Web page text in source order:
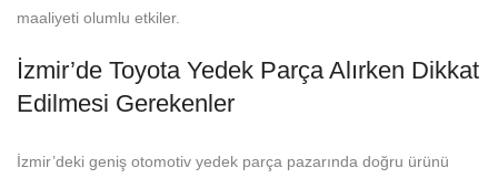
maaliyeti olumlu etkiler.
İzmir’de Toyota Yedek Parça Alırken Dikkat
Edilmesi Gerekenler
İzmir’deki geniş otomotiv yedek parça pazarında doğru ürünü